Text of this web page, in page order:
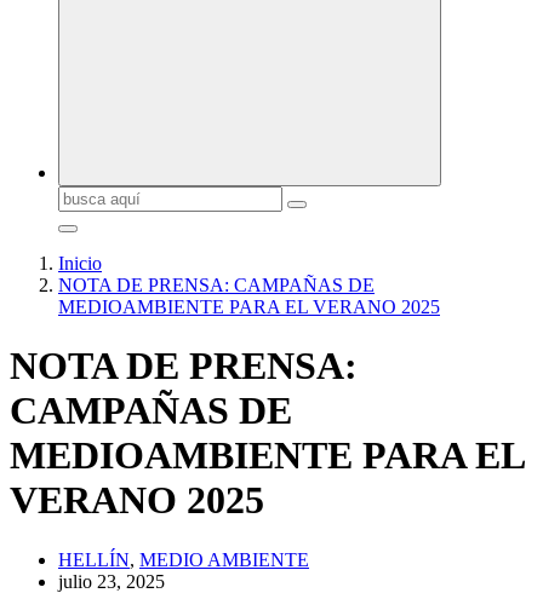
Buscar:
Inicio
NOTA DE PRENSA: CAMPAÑAS DE
MEDIOAMBIENTE PARA EL VERANO 2025
NOTA DE PRENSA:
CAMPAÑAS DE
MEDIOAMBIENTE PARA EL
VERANO 2025
HELLÍN, MEDIO AMBIENTE
julio 23, 2025